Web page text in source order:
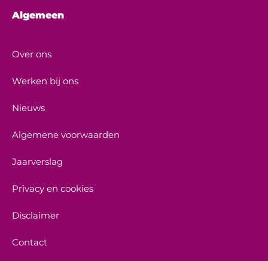
Algemeen
Over ons
Werken bij ons
Nieuws
Algemene voorwaarden
Jaarverslag
Privacy en cookies
Disclaimer
Contact